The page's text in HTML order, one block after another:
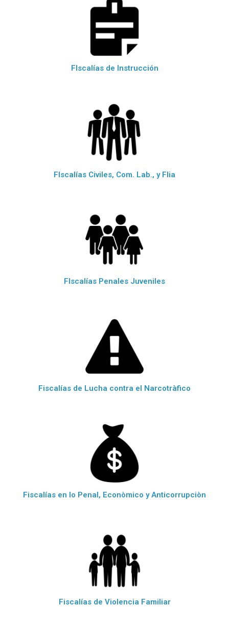
FIscalías de Instrucción
FIscalías Civiles, Com. Lab., y Flia
FIscalías Penales Juveniles
Fiscalías de Lucha contra el Narcotràfico
Fiscalías en lo Penal, Econòmico y Anticorrupciòn
Fiscalías de Violencia Familiar